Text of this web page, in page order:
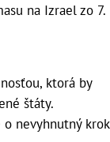
na Izrael zo 7.
ktorá by
štáty.
nevyhnutný krok